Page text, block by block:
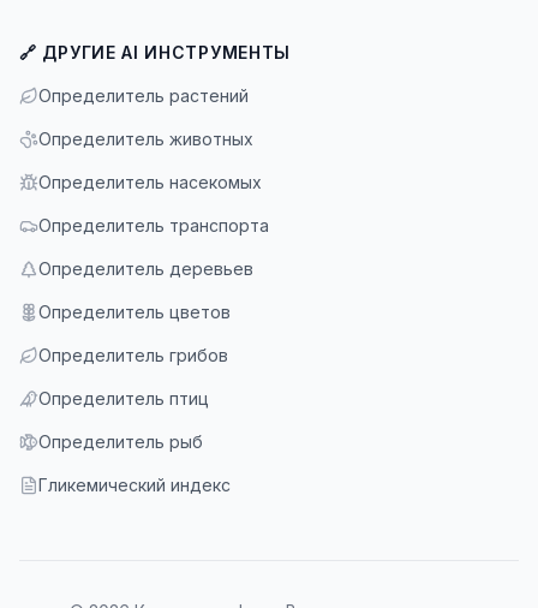
🔗 ДРУГИЕ AI ИНСТРУМЕНТЫ
Определитель растений
Определитель животных
Определитель насекомых
Определитель транспорта
Определитель деревьев
Определитель цветов
Определитель грибов
Определитель птиц
Определитель рыб
Гликемический индекс